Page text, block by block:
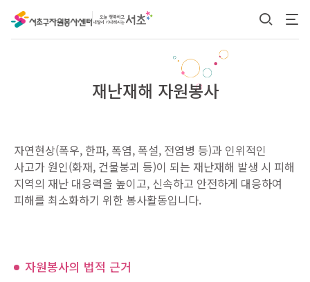
재난재해 자원봉사
자연현상(폭우, 한파, 폭염, 폭설, 전염병 등)과 인위적인
사고가 원인(화재, 건물붕괴 등)이 되는 재난재해 발생 시 피해
지역의 재난 대응력을 높이고, 신속하고 안전하게 대응하여
피해를 최소화하기 위한 봉사활동입니다.
자원봉사의 법적 근거